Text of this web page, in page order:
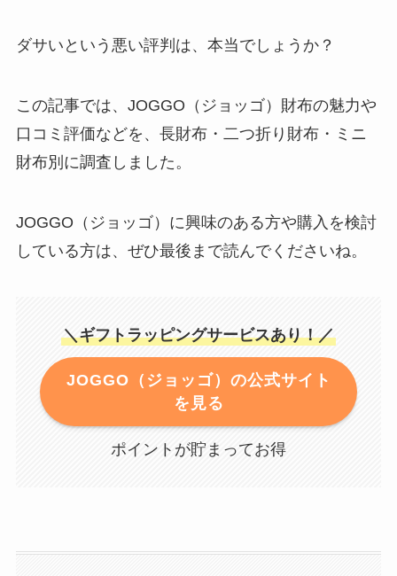
ダサいという悪い評判は、本当でしょうか？
この記事では、JOGGO（ジョッゴ）財布の魅力や
口コミ評価などを、長財布・二つ折り財布・ミニ
財布別に調査しました。
JOGGO（ジョッゴ）に興味のある方や購入を検討
している方は、ぜひ最後まで読んでくださいね。
＼ギフトラッピングサービスあり！／
JOGGO（ジョッゴ）の公式サイト
を見る
ポイントが貯まってお得